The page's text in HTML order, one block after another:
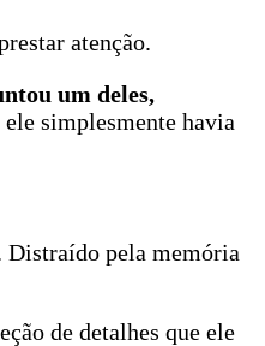
atenção.
um deles,
simplesmente havia
Distraído pela memória
de detalhes que ele